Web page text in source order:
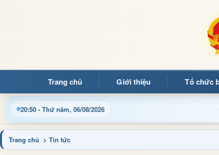
Trang chủ Giới thiệu Tổ chức
20:50 - Thứ năm, 06/08/2026
Cập nhật thông tin điều hành, thủ tục hành chính và tin tức
Trang chủ > Tin tức